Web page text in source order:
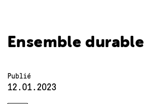
Ensemble durable
Publié
12.01.2023